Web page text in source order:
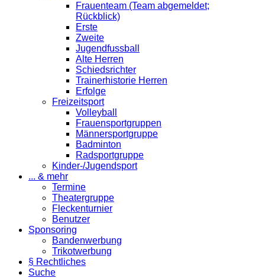
Frauenteam (Team abgemeldet;
Rückblick)
Erste
Zweite
Jugendfussball
Alte Herren
Schiedsrichter
Trainerhistorie Herren
Erfolge
Freizeitsport
Volleyball
Frauensportgruppen
Männersportgruppe
Badminton
Radsportgruppe
Kinder-/Jugendsport
... & mehr
Termine
Theatergruppe
Fleckenturnier
Benutzer
Sponsoring
Bandenwerbung
Trikotwerbung
§ Rechtliches
Suche